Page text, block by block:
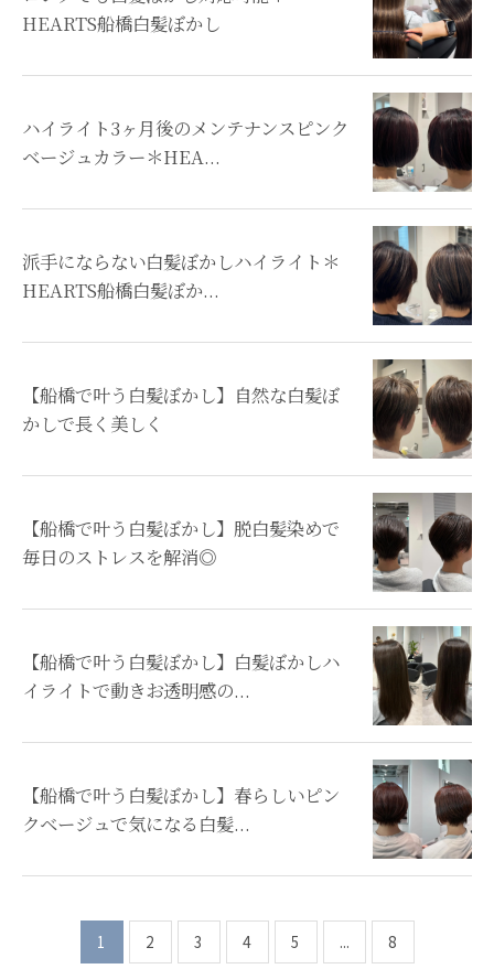
HEARTS船橋白髪ぼかし
ハイライト3ヶ月後のメンテナンスピンク
ベージュカラー＊HEA...
派手にならない白髪ぼかしハイライト＊
HEARTS船橋白髪ぼか...
【船橋で叶う白髪ぼかし】自然な白髪ぼ
かしで長く美しく
【船橋で叶う白髪ぼかし】脱白髪染めで
毎日のストレスを解消◎
【船橋で叶う白髪ぼかし】白髪ぼかしハ
イライトで動きお透明感の...
【船橋で叶う白髪ぼかし】春らしいピン
クベージュで気になる白髪...
1 2 3 4 5 ... 8